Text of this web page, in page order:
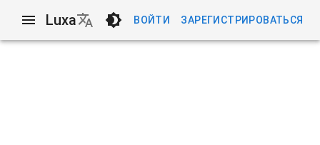
Luxa ВОЙТИ ЗАРЕГИСТРИРОВАТЬСЯ